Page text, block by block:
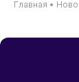
Главная •